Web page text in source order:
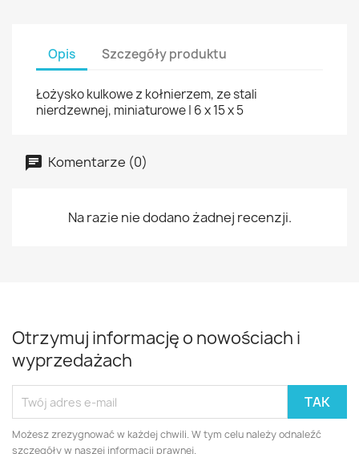
Opis Szczegóły produktu
Łożysko kulkowe z kołnierzem, ze stali
nierdzewnej, miniaturowe | 6 x 15 x 5
Komentarze (0)
Na razie nie dodano żadnej recenzji.
Otrzymuj informację o nowościach i
wyprzedażach
Możesz zrezygnować w każdej chwili. W tym celu należy odnaleźć
szczegóły w naszej informacji prawnej.